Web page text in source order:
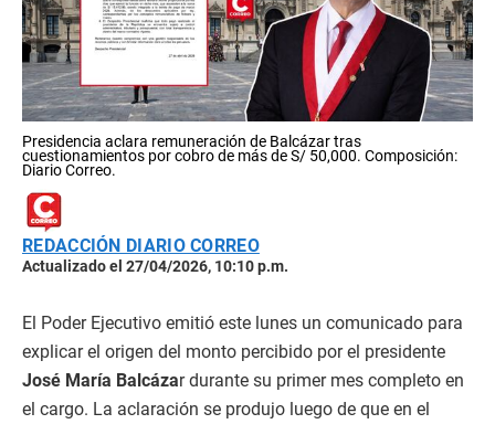
Presidencia aclara remuneración de Balcázar tras
cuestionamientos por cobro de más de S/ 50,000. Composición:
Diario Correo.
REDACCIÓN DIARIO CORREO
Actualizado el 27/04/2026, 10:10 p.m.
El Poder Ejecutivo emitió este lunes un comunicado para
explicar el origen del monto percibido por el presidente
José María Balcázar durante su primer mes completo en
el cargo. La aclaración se produjo luego de que en el